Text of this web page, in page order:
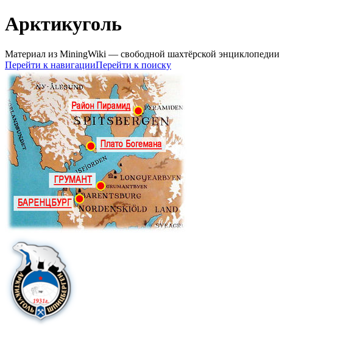
Арктикуголь
Материал из MiningWiki — свободной шахтёрской энциклопедии
Перейти к навигацииПерейти к поиску